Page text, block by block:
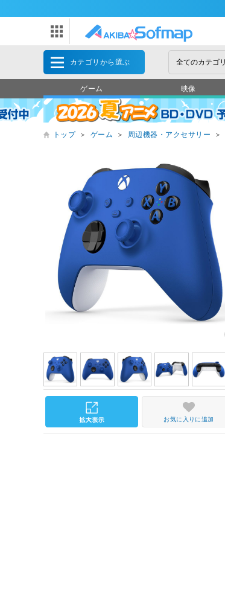
カテゴリから選ぶ
ゲーム 映像
トップ ＞ ゲーム ＞ 周辺機器・アクセサリー ＞
お気に入りに追加